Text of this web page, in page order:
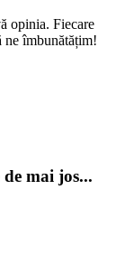
opinia. Fiecare
ne îmbunătățim!
mai jos...